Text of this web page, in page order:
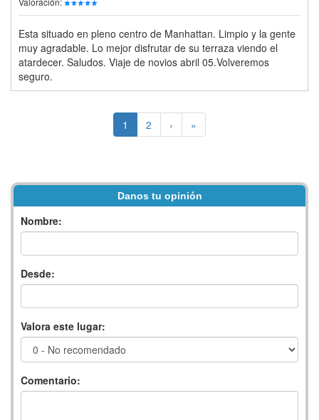
Esta situado en pleno centro de Manhattan. Limpio y la gente
muy agradable. Lo mejor disfrutar de su terraza viendo el
atardecer. Saludos. Viaje de novios abril 05.Volveremos
seguro.
1 2 › »
Danos tu opinión
Nombre:
Desde:
Valora este lugar:
Comentario: